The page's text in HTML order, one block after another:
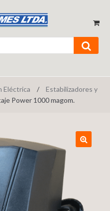
Eléctrica /
Estabilizadores y
Power 1000 magom.